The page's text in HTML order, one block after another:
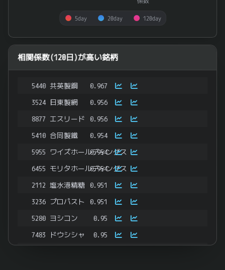
5day 20day 120day
End of interactive chart.
相関係数(120日)が高い銘柄
5440 共英製鋼 0.967
3524 日東製網 0.956
8877 エスリード 0.956
5410 合同製鐵 0.954
5955 ワイズホールディングス
0.954
6455 モリタホールディングス
0.954
2112 塩水港精糖 0.951
3236 プロパスト 0.951
5280 ヨシコン
0.95
7483
ドウシシャ
0.95